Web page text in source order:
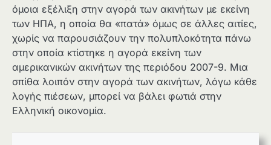
όμοια εξέλιξη στην αγορά των ακινήτων με εκείνη
των ΗΠΑ, η οποία θα «πατά» όμως σε άλλες αιτίες,
χωρίς να παρουσιάζουν την πολυπλοκότητα πάνω
στην οποία κτίστηκε η αγορά εκείνη των
αμερικανικών ακινήτων της περιόδου 2007-9. Μια
σπίθα λοιπόν στην αγορά των ακινήτων, λόγω κάθε
λογής πιέσεων, μπορεί να βάλει φωτιά στην
Ελληνική οικονομία.